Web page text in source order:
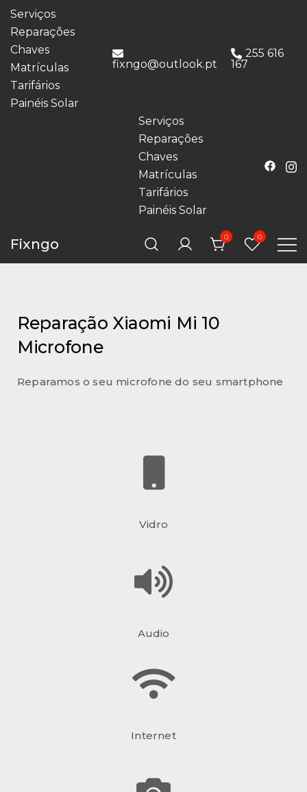
Serviços
Reparações
Chaves
Matrículas
Tarifários
Painéis Solar
fixngo@outlook.pt
255 616
167
Serviços
Reparações
Chaves
Matrículas
Tarifários
Painéis Solar
Fixngo 0 0
Reparação Xiaomi Mi 10
Microfone
Reparamos o seu microfone do seu smartphone
Vidro
Audio
Internet